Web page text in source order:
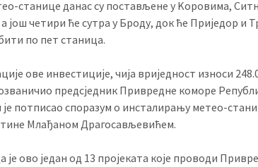
станице данас су постављене у Kоровима,
још четири ће сутра у Броду, док ће Приједор и
по пет станица.
ове инвестиције, чија вриједност износи
предсједник Привредне коморе
потписао споразум о инсталирању метео-
Млађаном Драгосављевићем.
је ово један од 13 пројеката које проводи